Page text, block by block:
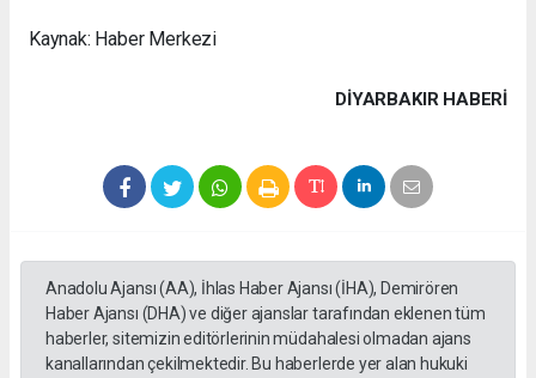
Kaynak: Haber Merkezi
DIYARBAKIR HABERİ
Anadolu Ajansı (AA), İhlas Haber Ajansı (İHA), Demirören
Haber Ajansı (DHA) ve diğer ajanslar tarafından eklenen tüm
haberler, sitemizin editörlerinin müdahalesi olmadan ajans
kanallarından çekilmektedir. Bu haberlerde yer alan hukuki